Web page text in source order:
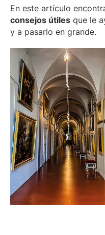
En este artículo
consejos útiles que le
y a pasarlo en grande.